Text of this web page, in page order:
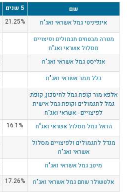
שם 5 שנים
אינפיניטי גמל אשראי ואג"ח
21.25%
מנורה מבטחים תגמולים ופיצויים
מסלול אשראי ואג"ח
אנליסט גמל אשראי ואג"ח
כלל תמר אשראי ואג"ח
אלפא מור קופת גמל לחיסכון, קופת
גמל לתגמולים וקופת גמל אישית
לפיצויים - אשראי ואג"ח
הראל גמל מסלול אשראי ואג"ח 16.1%
מגדל לתגמולים ולפיצויים מסלול
אשראי ואג"ח
מיטב גמל אשראי ואג"ח
אלטשולר שחם גמל אשראי ואג"ח
17.26%